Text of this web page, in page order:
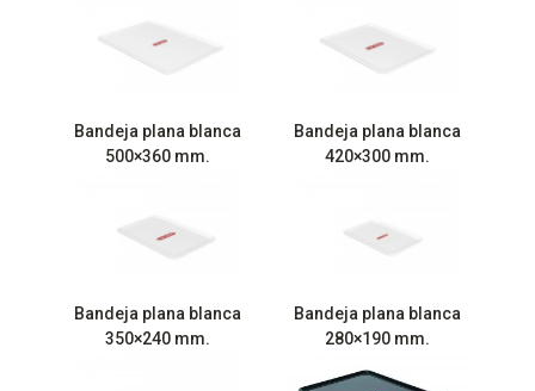
Bandeja plana blanca
500×360 mm.
Bandeja plana blanca
420×300 mm.
Bandeja plana blanca
350×240 mm.
Bandeja plana blanca
280×190 mm.